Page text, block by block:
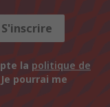
S'inscrire
la politique de
pourrai me